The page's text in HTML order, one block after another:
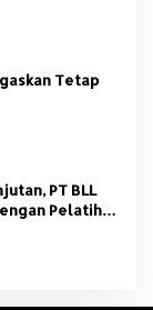
Tetap
PT BLL
Pelatihan